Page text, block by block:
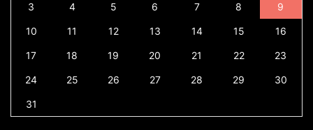
3 4 5 6 7 8 9
10 11 12 13 14 15 16
17 18 19 20 21 22 23
24 25 26 27 28 29 30
31